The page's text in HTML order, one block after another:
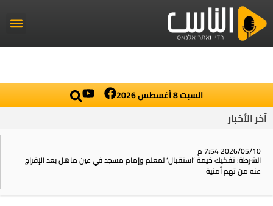
السبت 8 أغسطس 2026
آخر الأخبار
2026/05/10 7:54 م
الشرطة: تفكيك خيمة ‘استقبال‘ لمعلم وإمام مسجد في عين ماهل بعد الإفراج
عنه من تهم أمنية